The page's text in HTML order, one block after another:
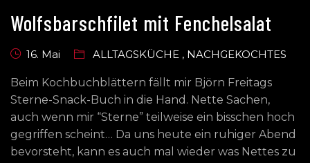
Wolfsbarschfilet mit Fenchelsalat
16. Mai ALLTAGSKÜCHE , NACHGEKOCHTES
Beim Kochbuchblättern fällt mir Björn Freitags
Sterne-Snack-Buch in die Hand. Nette Sachen,
auch wenn mir “Sterne” teilweise ein bisschen hoch
gegriffen scheint… Da uns heute ein ruhiger Abend
bevorsteht, kann es auch mal wieder was Nettes zu